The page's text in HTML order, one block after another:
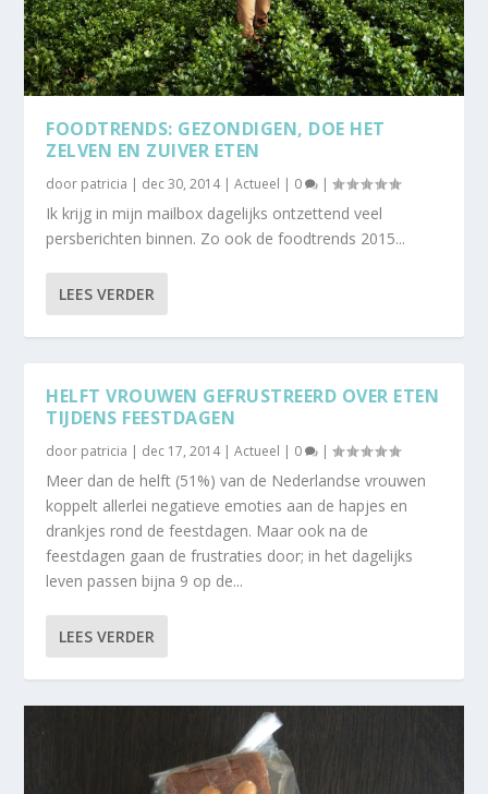
FOODTRENDS: GEZONDIGEN, DOE HET
ZELVEN EN ZUIVER ETEN
door patricia | dec 30, 2014|Actueel | 0 |
Ik krijg in mijn mailbox dagelijks ontzettend veel
persberichten binnen. Zo ook de foodtrends 2015...
LEES VERDER
HELFT VROUWEN GEFRUSTREERD OVER ETEN
TIJDENS FEESTDAGEN
door patricia | dec 17, 2014|Actueel | 0 |
Meer dan de helft (51%) van de Nederlandse vrouwen
koppelt allerlei negatieve emoties aan de hapjes en
drankjes rond de feestdagen. Maar ook na de
feestdagen gaan de frustraties door; in het dagelijks
leven passen bijna 9 op de...
LEES VERDER